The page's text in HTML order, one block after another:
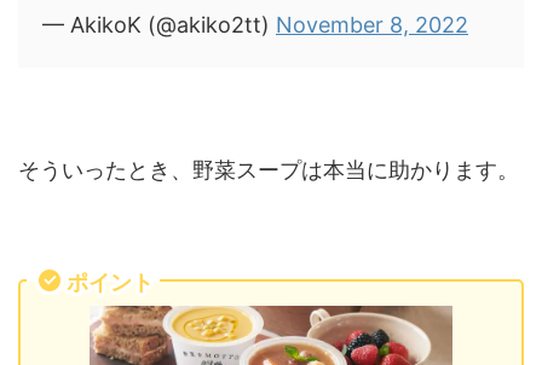
— AkikoK (@akiko2tt) November 8, 2022
そういったとき、野菜スープは本当に助かります。
ポイント